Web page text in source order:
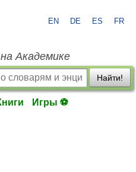
EN DE ES FR
Академике
Найти!
Игры ⚽